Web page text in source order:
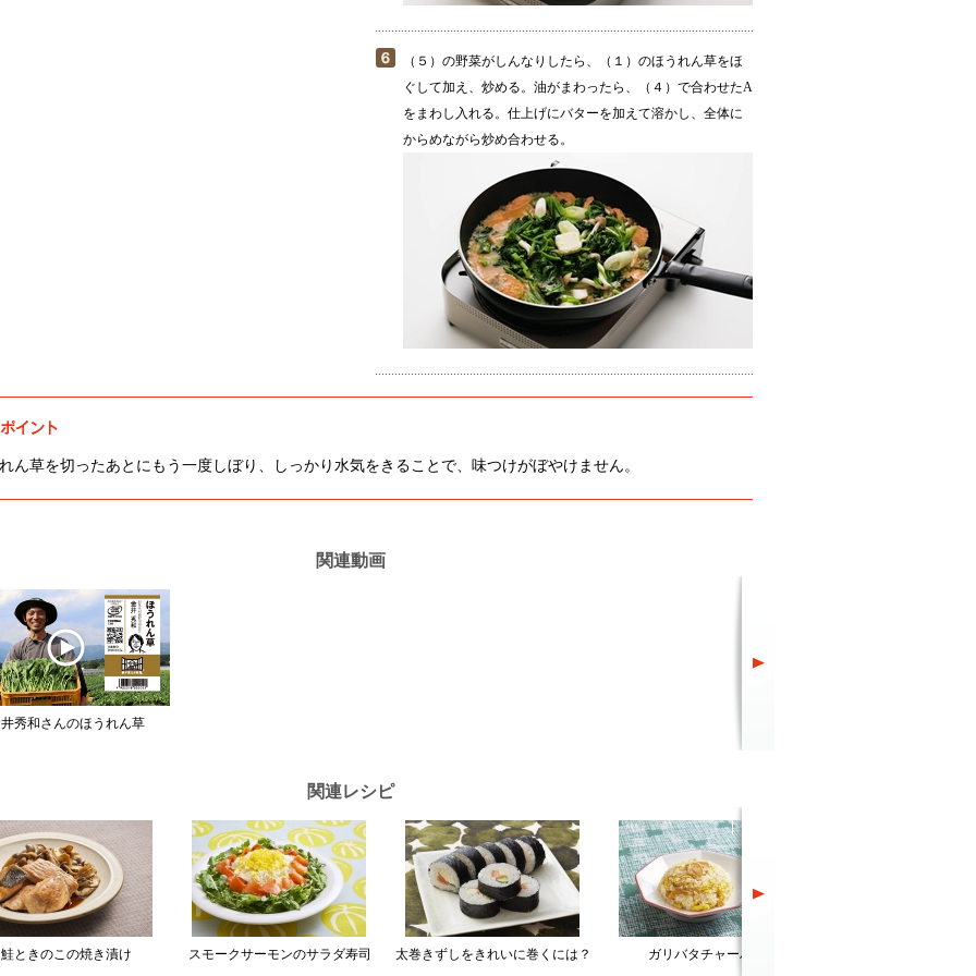
（５）の野菜がしんなりしたら、（１）のほうれん草をほ
ぐして加え、炒める。油がまわったら、（４）で合わせたA
をまわし入れる。仕上げにバターを加えて溶かし、全体に
からめながら炒め合わせる。
ん草を切ったあとにもう一度しぼり、しっかり水気をきることで、味つけがぼやけません。
関連動画
秀和さんのほうれん草
関連レシピ
鮭ときのこの焼き漬け スモークサーモンのサラダ寿司 太巻きずしをきれいに巻くには？ ガリバタチャーハン